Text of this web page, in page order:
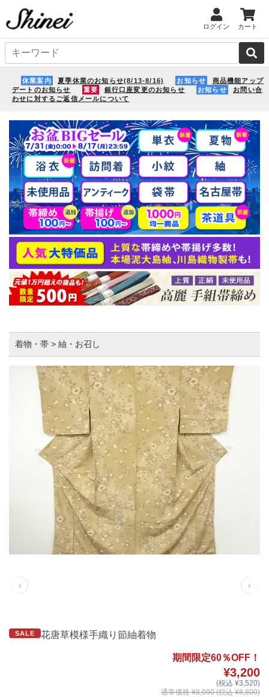
ログイン カート
休業案内 夏季休業のお知らせ(8/13-8/16) お知らせ
商品機能アップ
デートのお知らせ
重要 銀行口座変更のお知らせ お知らせ
お問い合
わせに対するご返信メールについて
着物・帯 > 紬・お召し
‹ ›
SALE 花唐草模様手織り節紬着物
期間限定60％OFF！
¥3,200
(税込 ¥3,520)
通常価格 ¥8,000 (税込 ¥8,800)